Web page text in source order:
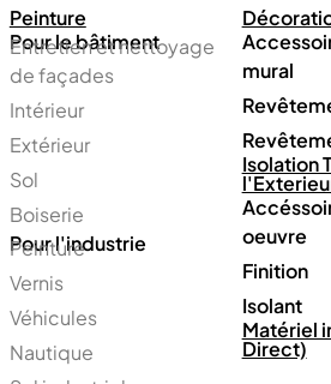
Peinture
Pour le bâtiment
Entretien et nettoyage
de façades
Intérieur
Extérieur
Sol
Boiserie
Pour l'industrie
Peinture
Vernis
Véhicules
Nautique
mural
Isolation
oeuvre
Finition
Isolant
Matériel
Direct)